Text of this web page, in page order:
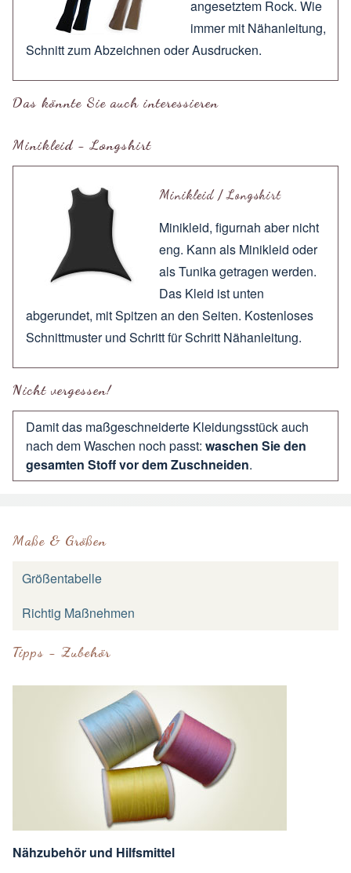
angesetztem Rock. Wie
immer mit Nähanleitung,
Schnitt zumAbzeichnen oderAusdrucken.
Das könnte Sie auch interessieren
Minikleid - Longshirt
Minikleid / Longshirt
Minikleid, figurnah aber nicht
eng. Kann als Minikleid oder
als Tunika getragen werden.
Das Kleid ist unten
abgerundet, mit Spitzen an den Seiten. Kostenloses
Schnittmuster und Schritt für Schritt Nähanleitung.
Nicht vergessen!
Damit das maßgeschneiderte Kleidungsstück auch
nach dem Waschen noch passt: waschen Sie den
gesamten Stoff vor dem Zuschneiden.
Maße & Größen
Größentabelle
Richtig Maßnehmen
Tipps - Zubehör
Nähzubehör und Hilfsmittel